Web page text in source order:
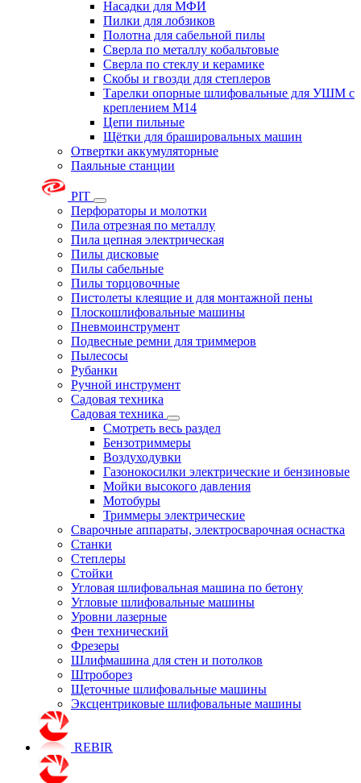
Насадки для МФИ
Пилки для лобзиков
Полотна для сабельной пилы
Сверла по металлу кобальтовые
Сверла по стеклу и керамике
Скобы и гвозди для степлеров
Тарелки опорные шлифовальные для УШМ с
креплением М14
Цепи пильные
Щётки для брашировальных машин
Отвертки аккумуляторные
Паяльные станции
PIT
Перфораторы и молотки
Пила отрезная по металлу
Пила цепная электрическая
Пилы дисковые
Пилы сабельные
Пилы торцовочные
Пистолеты клеящие и для монтажной пены
Плоскошлифовальные машины
Пневмоинструмент
Подвесные ремни для триммеров
Пылесосы
Рубанки
Ручной инструмент
Садовая техника
Садовая техника
Смотреть весь раздел
Бензотриммеры
Воздуходувки
Газонокосилки электрические и бензиновые
Мойки высокого давления
Мотобуры
Триммеры электрические
Сварочные аппараты, электросварочная оснастка
Станки
Степлеры
Стойки
Угловая шлифовальная машина по бетону
Угловые шлифовальные машины
Уровни лазерные
Фен технический
Фрезеры
Шлифмашина для стен и потолков
Штроборез
Щеточные шлифовальные машины
Эксцентриковые шлифовальные машины
REBIR